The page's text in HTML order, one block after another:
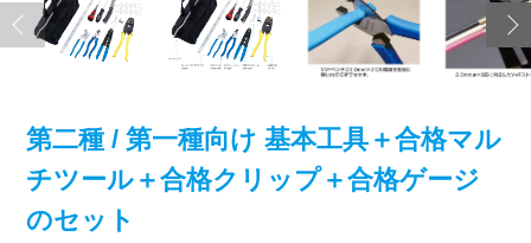
第二種 / 第一種向け 基本工具＋合格マル
チツール＋合格クリップ＋合格ゲージ
のセット